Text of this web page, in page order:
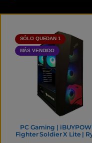
SÓLO QUEDAN 1
MÁS VENDIDO
PC Gaming |
Fighter Soldier X Lite |